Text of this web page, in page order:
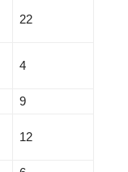
22
4
9
12